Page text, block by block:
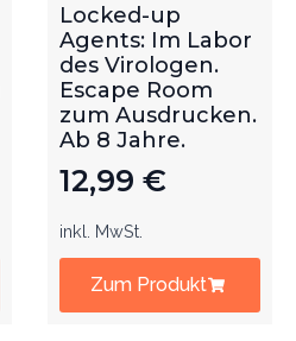
Locked-up
Agents: Im Labor
des Virologen.
Escape Room
zum Ausdrucken.
Ab 8 Jahre.
12,99 €
inkl. MwSt.
Zum Produkt